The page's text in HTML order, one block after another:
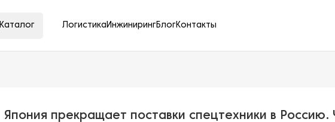
Каталог Логистика ИнжинирингБлогКонтакты
Япония прекращает поставки спецтехники в Россию.